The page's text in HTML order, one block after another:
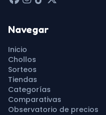
Navegar
Inicio
Chollos
Sorteos
Tiendas
Categorías
Comparativas
Observatorio de precios